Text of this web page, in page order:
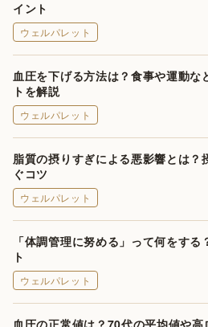
イント
ウェルパレット
血圧を下げる方法は？食事や運動な
トを解説
ウェルパレット
脂質の摂りすぎによる悪影響とは？
ぐコツ
ウェルパレット
「体調管理に努める」って何をす
ト
ウェルパレット
血圧の正常値は？70代の平均値や